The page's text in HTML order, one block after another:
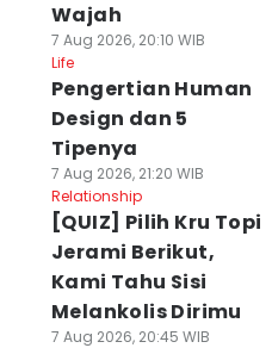
Wajah
7 Aug 2026, 20:10 WIB
Life
Pengertian Human
Design dan 5
Tipenya
7 Aug 2026, 21:20 WIB
Relationship
[QUIZ] Pilih Kru Topi
Jerami Berikut,
Kami Tahu Sisi
Melankolis Dirimu
7 Aug 2026, 20:45 WIB